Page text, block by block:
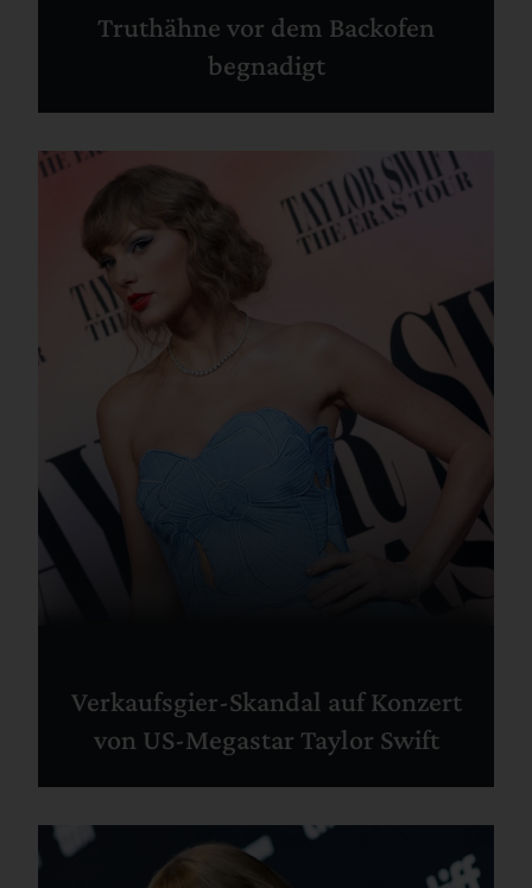
Truthähne vor dem Backofen
begnadigt
Verkaufsgier-Skandal auf Konzert
von US-Megastar Taylor Swift